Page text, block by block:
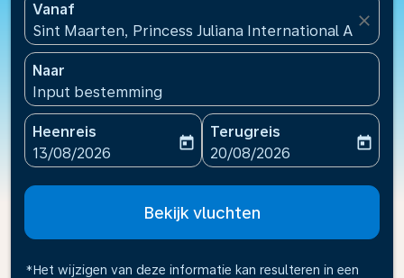
Vanaf
Sint Maarten, Princess Juliana International
close
Naar
Input bestemming
Heenreis
fc-booking-departure-date-aria-label
13/08/2026
today
Terugreis
fc-booking-return-date-
20/08/2026
today
Bekijk vluchten
*Het wijzigen van deze informatie kan resulteren in een